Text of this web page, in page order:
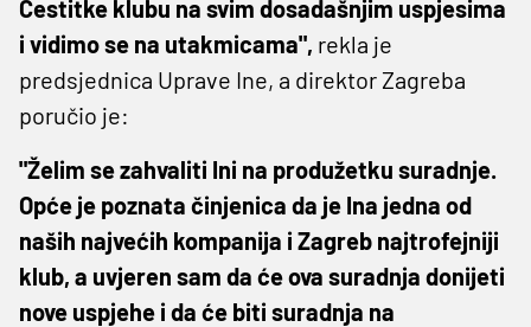
Čestitke klubu na svim dosadašnjim uspjesima
i vidimo se na utakmicama", rekla je
predsjednica Uprave Ine, a direktor Zagreba
poručio je:
"Želim se zahvaliti Ini na produžetku suradnje.
Opće je poznata činjenica da je Ina jedna od
naših najvećih kompanija i Zagreb najtrofejniji
klub, a uvjeren sam da će ova suradnja donijeti
nove uspjehe i da će biti suradnja na